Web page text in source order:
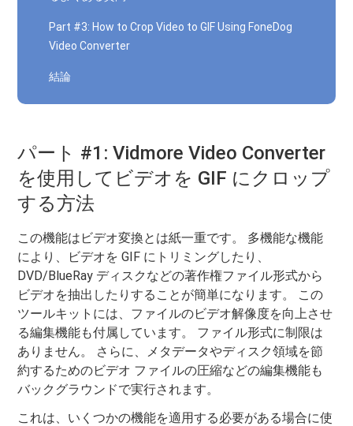
Part #3: How to Crop Video to GIF Using FoneDog
Video Converter
結論
パート #1: Vidmore Video Converter
を使用してビデオを GIF にクロップ
する方法
この機能はビデオ変換とは紙一重です。 多機能な機能
により、ビデオを GIF にトリミングしたり、
DVD/BlueRay ディスクなどの著作権ファイル形式から
ビデオを抽出したりすることが簡単になります。 この
ツールキットには、ファイルのビデオ解像度を向上させ
る編集機能も付属しています。 ファイル形式に制限は
ありません。 さらに、メタデータやディスク領域を節
約するためのビデオ ファイルの圧縮などの編集機能も
バックグラウンドで実行されます。
これは、いくつかの機能を適用する必要がある場合に使